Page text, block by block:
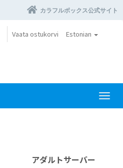
カラフルボックス公式サイト
Vaata ostukorvi
Estonian
L
ü
アダルトサーバー